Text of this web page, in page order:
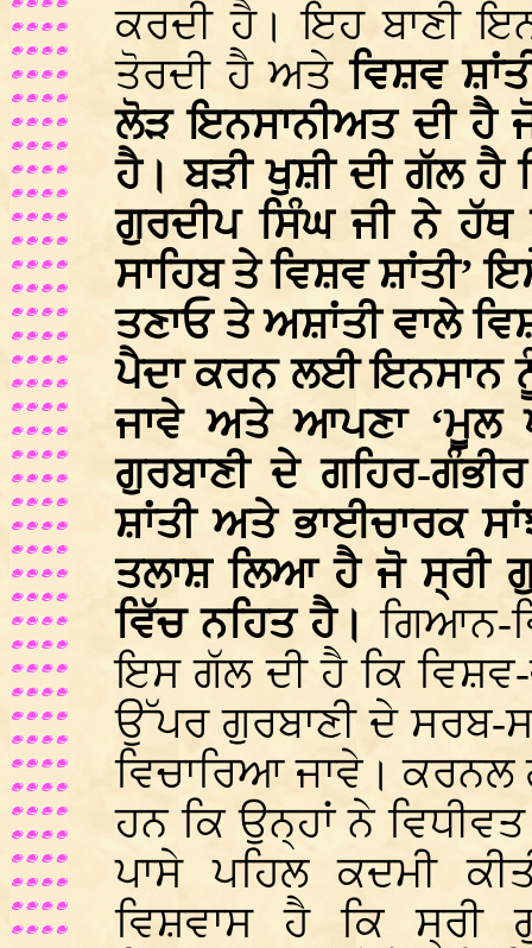
ਕਰਦੀ ਹੈ। ਇਹ ਬਾਣੀ
ਤੋਰਦੀ ਹੈ ਅਤੇਵਿਸ਼ਵ
ਲੋੜ ਇਨਸਾਨੀਅਤ ਦੀ ਹੈ
ਹੈ। ਬੜੀ ਖੁਸ਼ੀ ਦੀ ਗੱਲ ਹੈ
ਗੁਰਦੀਪ ਸਿੰਘ ਜੀ ਨੇ ਹੱਥ
ਸਾਹਿਬ ਤੇ ਵਿਸ਼ਵ ਸ਼ਾਂਤੀ’
ਤਣਾਓ ਤੇ ਅਸ਼ਾਂਤੀ ਵਾਲੇ
ਪੈਦਾ ਕਰਨ ਲਈ ਇਨਸਾਨ
ਜਾਵੇ ਅਤੇ ਆਪਣਾ ‘ਮੂਲ
ਗੁਰਬਾਣੀ ਦੇ ਗਹਿਰ-
ਸ਼ਾਂਤੀ ਅਤੇ ਭਾਈਚਾਰਕ
ਤਲਾਸ਼ ਲਿਆ ਹੈ ਜੋ ਸ੍ਰੀ
ਵਿੱਚ ਨਹਿਤ ਹੈ।ਗਿਆਨ-
ਇਸ ਗੱਲ ਦੀ ਹੈ ਕਿ
ਉੱਪਰ ਗੁਰਬਾਣੀ ਦੇ ਸਰਬ-
ਵਿਚਾਰਿਆ ਜਾਵੇ। ਕਰਨਲ
ਹਨ ਕਿ ਉਨ੍ਹਾਂ ਨੇ
ਪਾਸੇ ਪਹਿਲ ਕਦਮੀ
ਵਿਸ਼ਵਾਸ ਹੈ ਕਿ ਸ੍ਰੀ